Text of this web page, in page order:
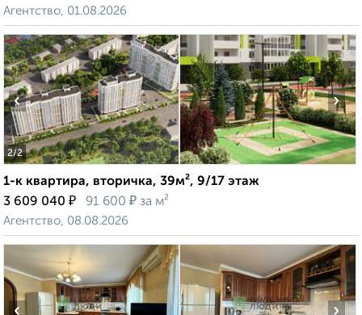
Агентство, 01.08.2026
2/2
‹ ›
1-к квартира, вторичка, 39м², 9/17 этаж
3 609 040 ₽ 91 600 ₽ за м²
Агентство, 08.08.2026
‹ ›